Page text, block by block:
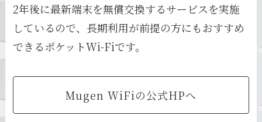
2年後に最新端末を無償交換するサービスを実施
しているので、長期利用が前提の方にもおすすめ
できるポケットWi-Fiです。
Mugen WiFiの公式HPへ